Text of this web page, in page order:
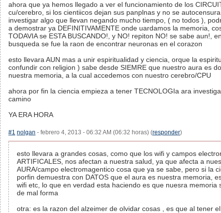
ahora que ya hemos llegado a ver el funcionamiento de los
cu/cerebro, si los cientiicos dejan sus panplnas y no se
investigar algo que llevan negando mucho tiempo, ( no todos ),
a demostrar ya DEFINITIVAMENTE onde uardamos la memoria,
TODAVIA se ESTA BUSCANDO!, y NO! repiton NO! se sabe aun!,
busqueda se fue la raon de encontrar neuronas en el corazon
esto llevara AUN mas a unir espiritualidad y ciencia, orque la
confundir con religion ) sabe desde SIEMRE que nuestro aura es
nuestra memoria, a la cual accedemos con nuestro cerebro/CPU
ahora por fin la ciencia empieza a tener TECNOLOGIa ara
camino
YA ERA HORA
#1 nolgan - febrero 4, 2013 - 06:32 AM (06:32 horas) (responder)
esto llevara a grandes cosas, como que los wifi y campos
ARTIFICALES, nos afectan a nuestra salud, ya que afecta a
AURA/campo electromagentico cosa que ya se sabe, pero si la
porfin demuestra con DATOS que el aura es nuestra memoria,
wifi etc, lo que en verdad esta haciendo es que nuesra memoria
de mal forma
otra: es la razon del alzeimer de olvidar cosas , es que al tener